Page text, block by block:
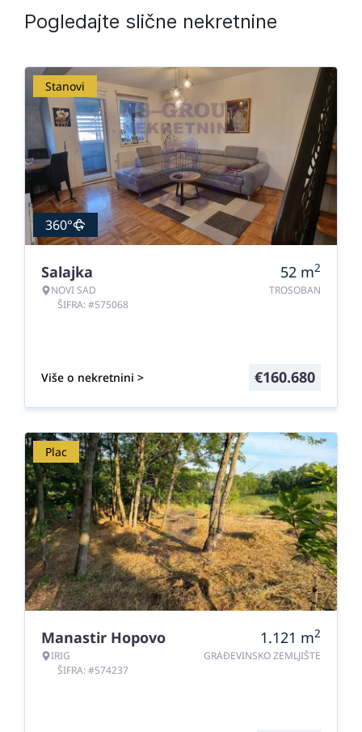
Pogledajte slične nekretnine
Stanovi
360°
Salajka
NOVI SAD
ŠIFRA: #575068
52 m2
TROSOBAN
Više o nekretnini > €160.680
Plac
Manastir Hopovo
IRIG
ŠIFRA: #574237
1.121 m2
GRAĐEVINSKO ZEMLJIŠTE